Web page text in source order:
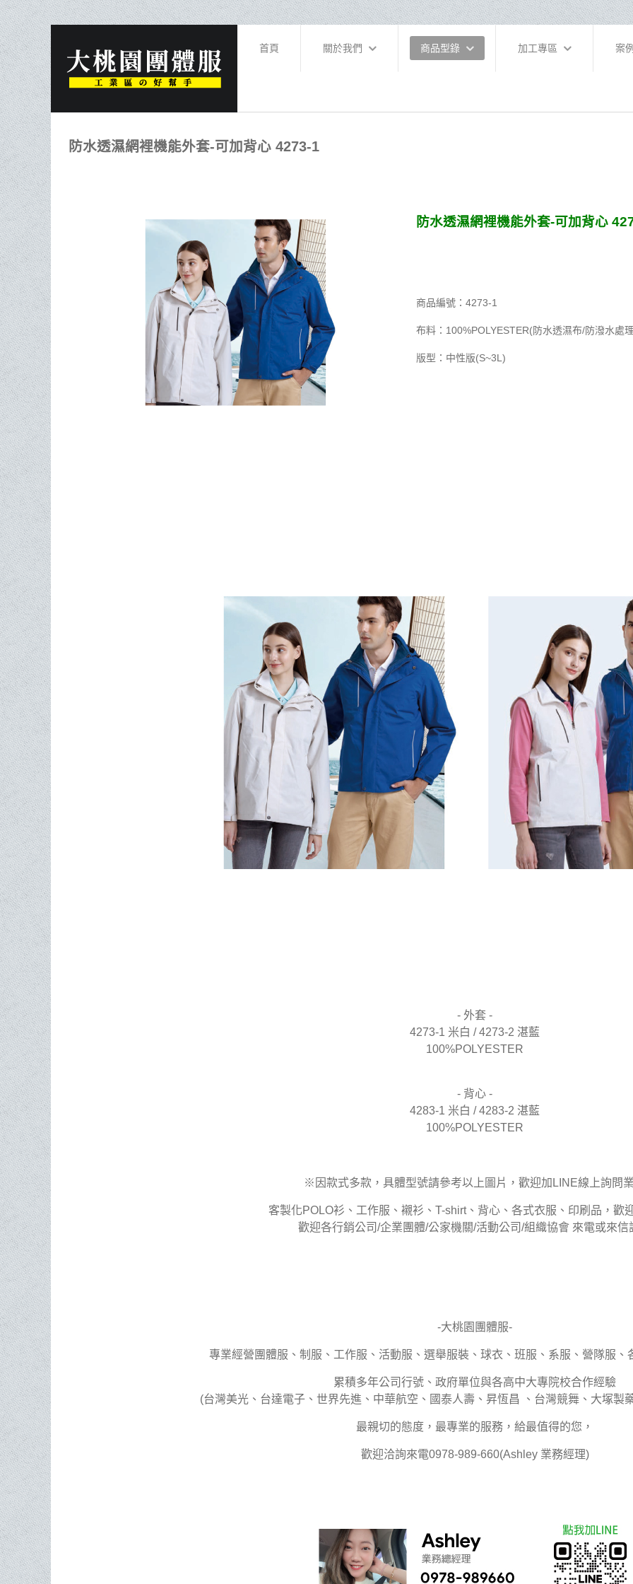
首頁 關於我們 商品型錄 加工專區 案
防水透濕網裡機能外套-可加背心 4273-1
防水透濕網裡機能外套-可加背心
商品編號：4273-1
布料：100%POLYESTER(防水透濕布/防潑水處
版型：中性版(S~3L)
- 外套 -
4273-1 米白 / 4273-2 湛藍
100%POLYESTER
- 背心 -
4283-1 米白 / 4283-2 湛藍
100%POLYESTER
※因款式多款，具體型號請參考以上圖片，歡迎加LINE線上詢問
客製化POLO衫、工作服、襯衫、T-shirt、背心、各式衣服、印刷品，歡
歡迎各行銷公司/企業團體/公家機關/活動公司/組織協會 來電或來信
-大桃園團體服-
專業經營團體服、制服、工作服、活動服、選舉服裝、球衣、班服、系服、營隊服、
累積多年公司行號、政府單位與各高中大專院校合作經驗
(台灣美光、台達電子、世界先進、中華航空、國泰人壽、昇恆昌 、台灣競舞、大塚製
最親切的態度，最專業的服務，給最值得的您，
歡迎洽詢來電0978-989-660(Ashley 業務經理)